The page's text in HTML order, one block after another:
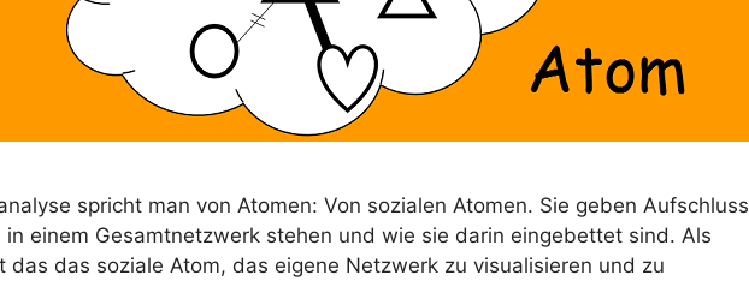
spricht man von Atomen: Von sozialen Atomen. Sie geben Aufschluss
in einem Gesamtnetzwerk stehen und wie sie darin eingebettet sind. Als
das das soziale Atom, das eigene Netzwerk zu visualisieren und zu